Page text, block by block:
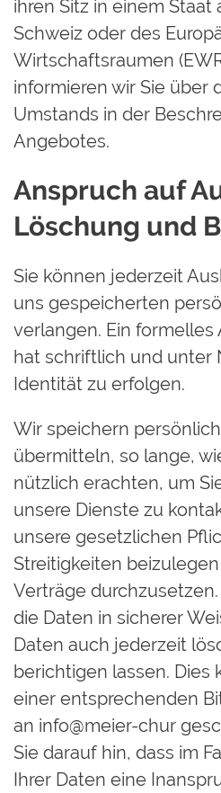
ihren Sitz in einem Staat
Schweiz oder des
Wirtschaftsraumen
informieren wir Sie über
Umstands in der
Angebotes.
Anspruch auf
Löschung und
Sie können jederzeit
uns gespeicherten
verlangen. Ein
hat schriftlich und unter
Identität zu erfolgen.
Wir speichern
übermitteln, so lange,
nützlich erachten, um
unsere Dienste zu
unsere gesetzlichen
Streitigkeiten
Verträge
die Daten in sicherer
Daten auch jederzeit
berichtigen lassen. Dies
einer entsprechenden
an info@meier-chur
Sie darauf hin, dass im
Ihrer Daten eine